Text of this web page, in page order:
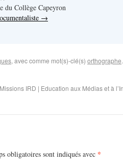
du Collège Capeyron
→
, avec comme mot(s)-clé(s) orthographe
Missions IRD | Education aux Médias et à
obligatoires sont indiqués avec *